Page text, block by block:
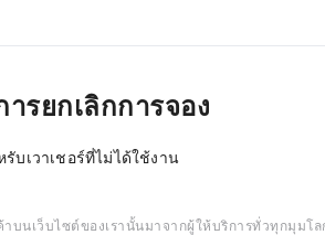
รยกเลิกการจอง
รับเวาเชอร์ที่ไม่ได้ใช้งาน
าบนเว็บไซต์ของเรานั้นมาจากผู้ให้บริการทั่วทุกมุมโ